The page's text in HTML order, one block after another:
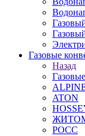
Газовые
Назад
ATON
РОСС